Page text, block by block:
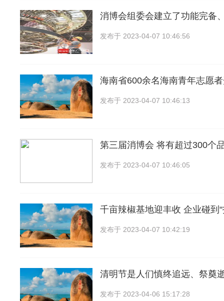
消博会组委会建立了功能完备
发布于 2023-04-07 10:46:56
海南省600余名海南青年志愿
发布于 2023-04-07 10:46:13
第三届消博会 将有超过300个
发布于 2023-04-07 10:46:05
千亩辣椒基地迎丰收 企业碰到“
发布于 2023-04-07 10:42:19
清明节是人们慎终追远、祭奠
发布于 2023-04-06 15:17:28